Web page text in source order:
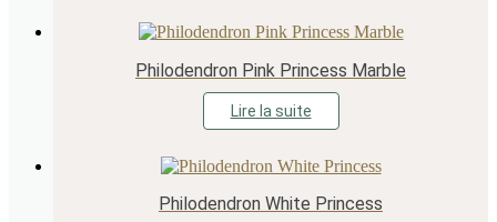
Philodendron Pink Princess Marble
Lire la suite
Philodendron White Princess